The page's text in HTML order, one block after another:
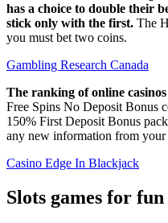
has a choice to double their
stick only with the first. The
you must bet two coins.
Gambling Research Canada
The ranking of online casinos
Free Spins No Deposit Bonus
150% First Deposit Bonus
any new information from your
Casino Edge In Blackjack
Slots games for